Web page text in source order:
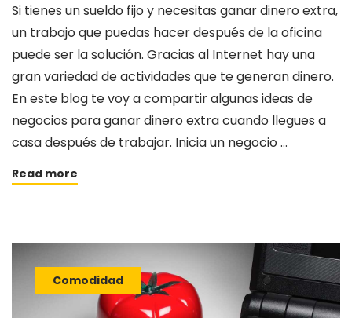
Si tienes un sueldo fijo y necesitas ganar dinero extra,
un trabajo que puedas hacer después de la oficina
puede ser la solución. Gracias al Internet hay una
gran variedad de actividades que te generan dinero.
En este blog te voy a compartir algunas ideas de
negocios para ganar dinero extra cuando llegues a
casa después de trabajar. Inicia un negocio …
Read more
Comodidad